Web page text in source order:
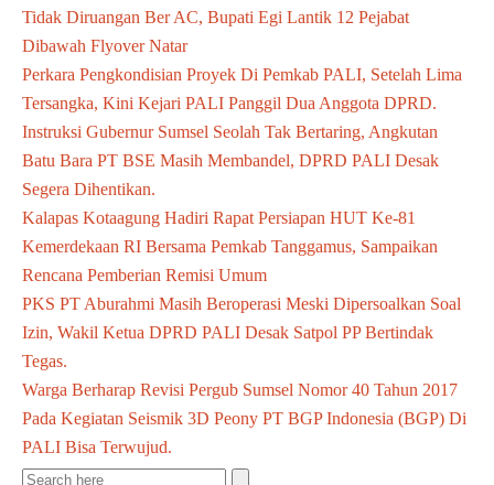
Tidak Diruangan Ber AC, Bupati Egi Lantik 12 Pejabat
Dibawah Flyover Natar
Perkara Pengkondisian Proyek Di Pemkab PALI, Setelah Lima
Tersangka, Kini Kejari PALI Panggil Dua Anggota DPRD.
Instruksi Gubernur Sumsel Seolah Tak Bertaring, Angkutan
Batu Bara PT BSE Masih Membandel, DPRD PALI Desak
Segera Dihentikan.
Kalapas Kotaagung Hadiri Rapat Persiapan HUT Ke-81
Kemerdekaan RI Bersama Pemkab Tanggamus, Sampaikan
Rencana Pemberian Remisi Umum
PKS PT Aburahmi Masih Beroperasi Meski Dipersoalkan Soal
Izin, Wakil Ketua DPRD PALI Desak Satpol PP Bertindak
Tegas.
Warga Berharap Revisi Pergub Sumsel Nomor 40 Tahun 2017
Pada Kegiatan Seismik 3D Peony PT BGP Indonesia (BGP) Di
PALI Bisa Terwujud.